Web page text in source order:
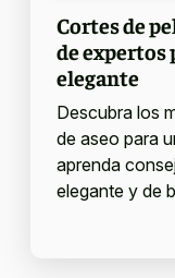
Cortes de
de expertos
elegante
Descubra los
de aseo para
aprenda
elegante y de